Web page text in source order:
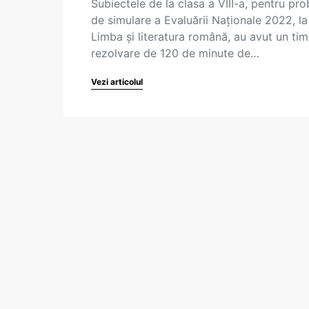
Subiectele de la clasa a VIII-a, pentru
de simulare a Evaluării Naționale 2022, la
Limba și literatura română, au avut un
rezolvare de 120 de minute de…
Vezi articolul